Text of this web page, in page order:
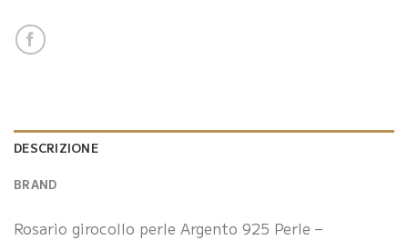
DESCRIZIONE
BRAND
Rosario girocollo perle Argento 925 Perle –